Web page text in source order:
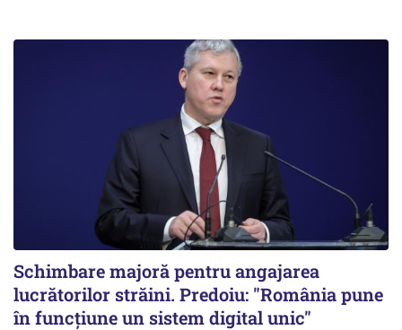
Schimbare majoră pentru angajarea
lucrătorilor străini. Predoiu: "România pune
în funcțiune un sistem digital unic"